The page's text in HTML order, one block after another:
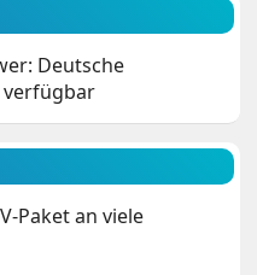
Deutsche
verfügbar
Paket an viele